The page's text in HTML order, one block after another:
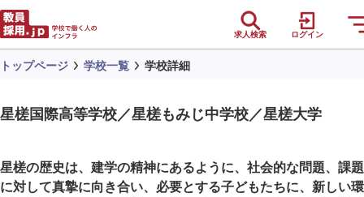
求人検索 ログイン
トップページ 学校一覧 学校詳細
星槎国際高等学校／星槎もみじ中学校／星槎大学
星槎の歴史は、建学の精神にあるように、社会的な問題、課題
に対して真摯に向き合い、必要とする子どもたちに、新しい環